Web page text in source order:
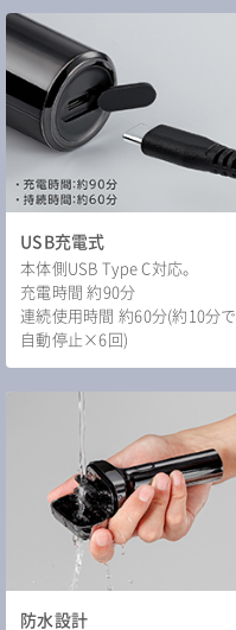
USB充電式
本体側USB Type C対応。
充電時間 約90分
連続使用時間 約60分(約10分で
自動停止×6回)
防水設計